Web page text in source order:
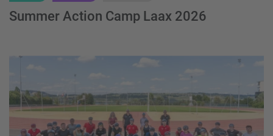
Summer Action Camp Laax 2026
Jubiläumsaugabe des Silver Bullet